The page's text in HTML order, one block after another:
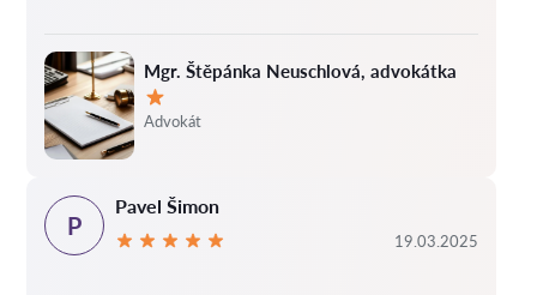
Mgr. Štěpánka Neuschlová, advokátka
Hodnocení:
Advokát
P
Pavel Šimon
19.03.2025